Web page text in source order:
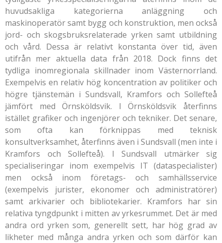
huvudsakliga kategorierna anläggning och
maskinoperatör samt bygg och konstruktion, men också
jord- och skogsbruksrelaterade yrken samt utbildning
och vård. Dessa är relativt konstanta över tid, även
utifrån mer aktuella data från 2018. Dock finns det
tydliga inomregionala skillnader inom Västernorrland.
Exempelvis en relativ hög koncentration av politiker och
högre tjänstemän i Sundsvall, Kramfors och Sollefteå
jämfört med Örnsköldsvik. I Örnsköldsvik återfinns
istället grafiker och ingenjörer och tekniker. Det senare,
som ofta kan förknippas med teknisk
konsultverksamhet, återfinns även i Sundsvall (men inte i
Kramfors och Sollefteå). I Sundsvall utmärker sig
specialiseringar inom exempelvis IT (dataspecialister)
men också inom företags- och samhällsservice
(exempelvis jurister, ekonomer och administratörer)
samt arkivarier och bibliotekarier. Kramfors har sin
relativa tyngdpunkt i mitten av yrkesrummet. Det är med
andra ord yrken som, generellt sett, har hög grad av
likheter med många andra yrken och som därför kan